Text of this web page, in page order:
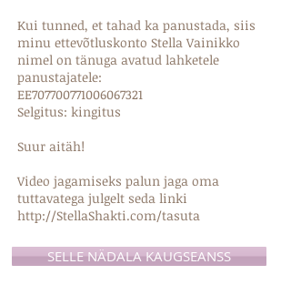
Kui tunned, et tahad ka panustada, siis
minu ettevõtluskonto Stella Vainikko
nimel on tänuga avatud lahketele
panustajatele:
EE707700771006067321
Selgitus: kingitus
Suur aitäh!
Video jagamiseks palun jaga oma
tuttavatega julgelt seda linki
http://StellaShakti.com/tasuta
SELLE NÄDALA KAUGSEANSS